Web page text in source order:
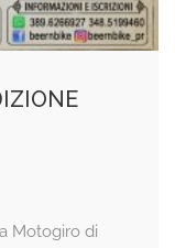
Motogiro di